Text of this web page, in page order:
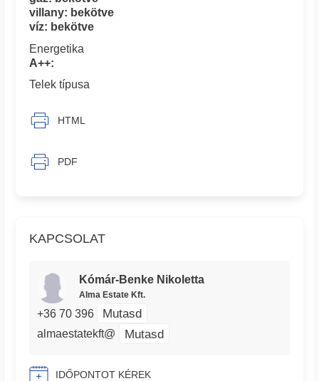
KAPCSOLAT
Kómár-Benke Nikoletta
Alma Estate Kft.
+36 70 396 Mutasd
almaestatekft@ Mutasd
IDŐPONTOT KÉREK
villany: bekötve
víz: bekötve
Energetika
A++:
Telek típusa
HTML
PDF